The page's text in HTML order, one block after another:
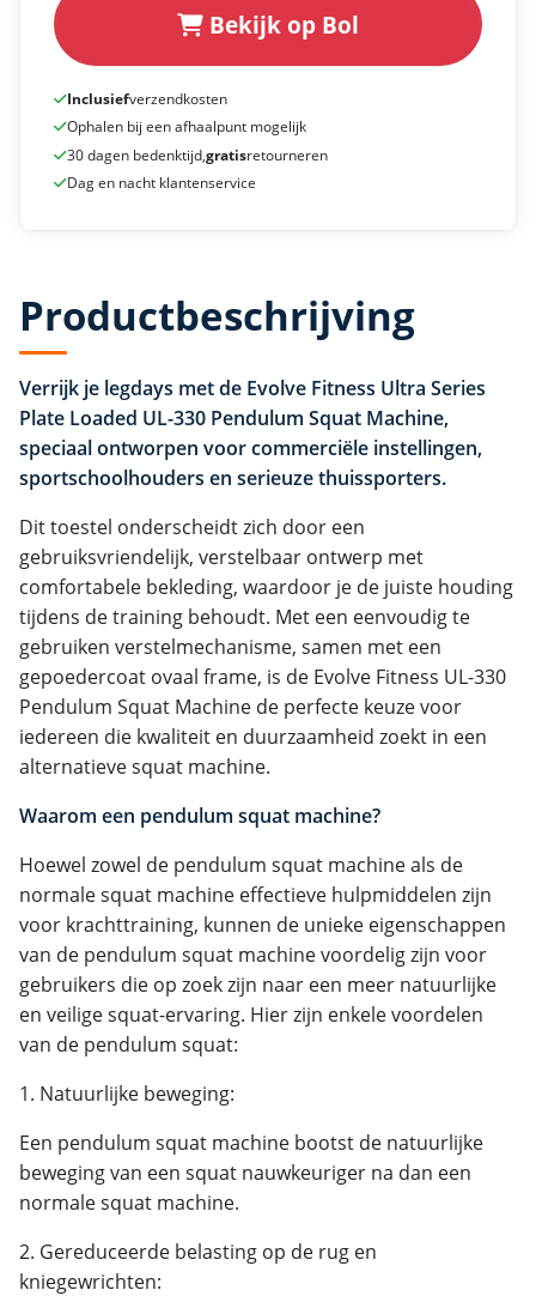
Bekijk op Bol
Inclusiefverzendkosten
Ophalen bij een afhaalpunt mogelijk
30 dagen bedenktijd,gratisretourneren
Dag en nacht klantenservice
Productbeschrijving
Verrijk je legdays met de Evolve Fitness Ultra Series
Plate Loaded UL-330 Pendulum Squat Machine,
speciaal ontworpen voor commerciële instellingen,
sportschoolhouders en serieuze thuissporters.
Dit toestel onderscheidt zich door een
gebruiksvriendelijk, verstelbaar ontwerp met
comfortabele bekleding, waardoor je de juiste houding
tijdens de training behoudt. Met een eenvoudig te
gebruiken verstelmechanisme, samen met een
gepoedercoat ovaal frame, is de Evolve Fitness UL-330
Pendulum Squat Machine de perfecte keuze voor
iedereen die kwaliteit en duurzaamheid zoekt in een
alternatieve squat machine.
Waarom een pendulum squat machine?
Hoewel zowel de pendulum squat machine als de
normale squat machine effectieve hulpmiddelen zijn
voor krachttraining, kunnen de unieke eigenschappen
van de pendulum squat machine voordelig zijn voor
gebruikers die op zoek zijn naar een meer natuurlijke
en veilige squat-ervaring. Hier zijn enkele voordelen
van de pendulum squat:
1. Natuurlijke beweging:
Een pendulum squat machine bootst de natuurlijke
beweging van een squat nauwkeuriger na dan een
normale squat machine.
2. Gereduceerde belasting op de rug en
kniegewrichten: